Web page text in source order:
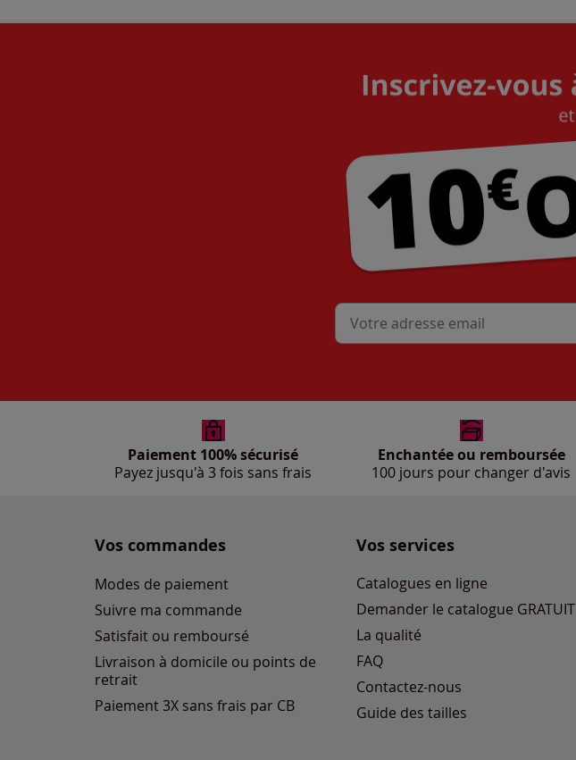
Mon adresse mail
Paiement 100% sécurisé
Payez jusqu'à 3 fois sans frais
Enchantée ou remboursée
100 jours pour changer d'avis
Vos commandes
Modes de paiement
Suivre ma commande
Satisfait ou remboursé
Livraison à domicile ou points de
retrait
Paiement 3X sans frais par CB
Vos services
Catalogues en ligne
Demander le catalogue GRATUIT
La qualité
FAQ
Contactez-nous
Guide des tailles